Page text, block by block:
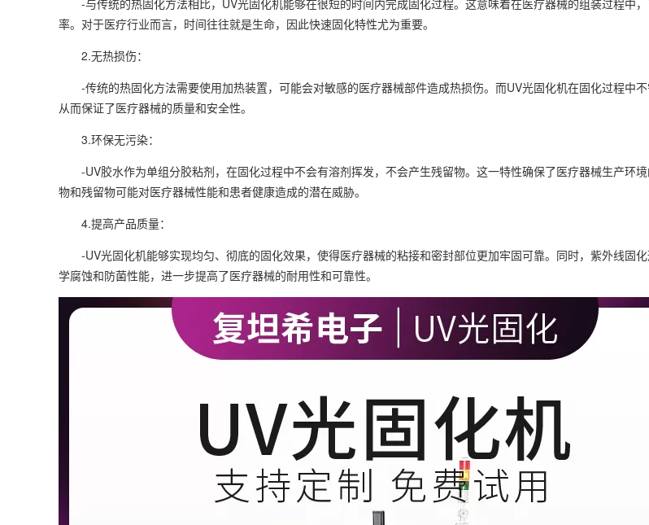
-与传统的热固化方法相比，UV光固化机能够在很短的时间内完成固化过程。这意味着在医疗器械的组装过程中
率。对于医疗行业而言，时间往往就是生命，因此快速固化特性尤为重要。
2.无热损伤：
-传统的热固化方法需要使用加热装置，可能会对敏感的医疗器械部件造成热损伤。而UV光固化机在固化过程中不
从而保证了医疗器械的质量和安全性。
3.环保无污染：
-UV胶水作为单组分胶粘剂，在固化过程中不会有溶剂挥发，不会产生残留物。这一特性确保了医疗器械生产环
物和残留物可能对医疗器械性能和患者健康造成的潜在威胁。
4.提高产品质量：
-UV光固化机能够实现均匀、彻底的固化效果，使得医疗器械的粘接和密封部位更加牢固可靠。同时，紫外线固
学腐蚀和防菌性能，进一步提高了医疗器械的耐用性和可靠性。